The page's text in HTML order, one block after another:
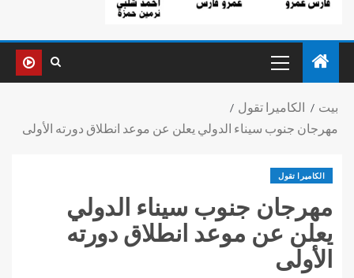
بيت
الكاميرا تقول
مهرجان جنوب سيناء الدولي يعلن عن موعد انطلاق دورته الأولى
الكاميرا تقول
مهرجان جنوب سيناء الدولي
يعلن عن موعد انطلاق دورته
الأولى